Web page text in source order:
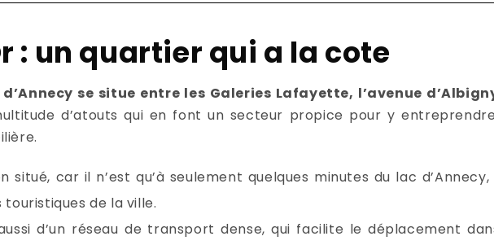
: un quartier qui a la cote
se situe entre les Galeries Lafayette, l’avenue
d’atouts qui en font un secteur propice pour y
situé, car il n’est qu’à seulement quelques minutes du lac d’Annecy,
de la ville.
d’un réseau de transport dense, qui facilite le déplacement